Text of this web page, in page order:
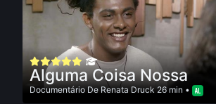
Alguma Coisa Nossa
DocumentárioDeRenata Druck26 min •